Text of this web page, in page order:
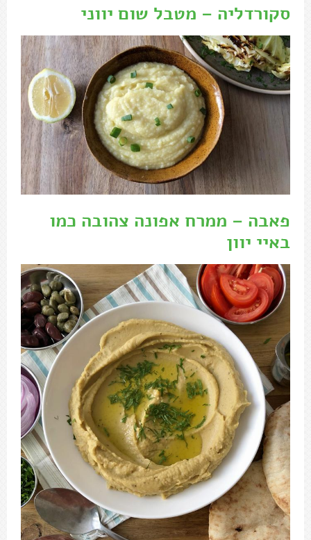
סקורדליה – מטבל שום יווני
פאבה – ממרח אפונה צהובה כמו
באיי יוון